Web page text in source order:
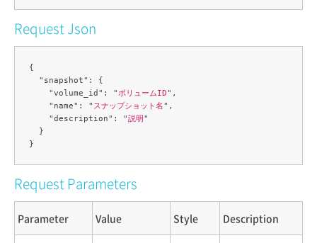
Request Json
{
  "snapshot": {
    "volume_id": "
ボリュームID",
    "name": "
スナップショット名",
    "description": "
説明"
  }
Request Parameters
Parameter Value Style Description